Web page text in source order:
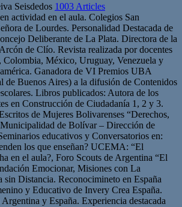
Seisdedos 1003 Articles
actividad en el aula. Colegios San
de Lourdes. Personalidad Destacada de
Deliberante de La Plata. Directora de la
de Clío. Revista realizada por docentes
Colombia, México, Uruguay, Venezuela y
Ganadora de VI Premios UBA
de Buenos Aires) a la difusión de Contenidos
Libros publicados: Autora de los
en Construcción de Ciudadanía 1, 2 y 3.
de Mujeres Bolivarenses “Derechos,
de Bolívar – Dirección de
educativos y Conversatorios en:
los que enseñan? UCEMA: “El
en el aula?, Foro Scouts de Argentina “El
Emocionar, Misiones con La
sin Distancia. Reconocimineto en España
y Educativo de Invery Crea España.
y España. Experiencia destacada